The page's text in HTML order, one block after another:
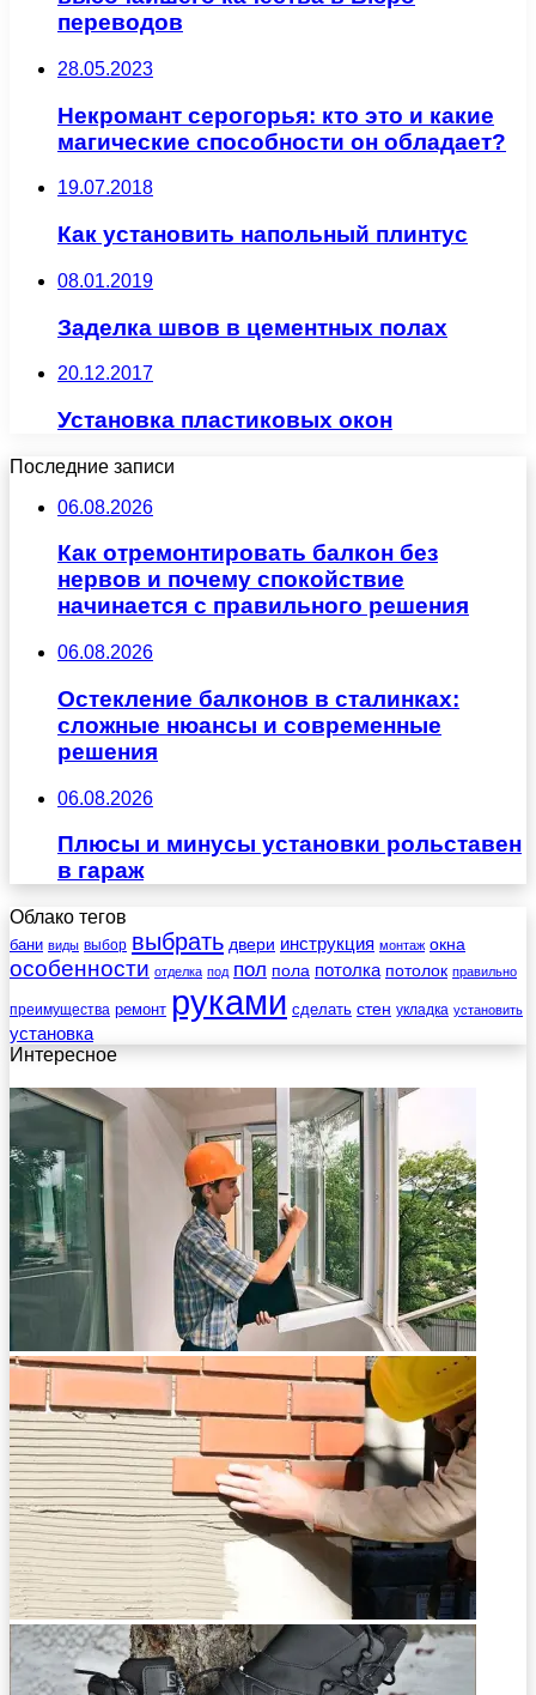
переводов
28.05.2023
Некромант серогорья: кто это и какие
магические способности он обладает?
19.07.2018
Как установить напольный плинтус
08.01.2019
Заделка швов в цементных полах
20.12.2017
Установка пластиковых окон
Последние записи
06.08.2026
Как отремонтировать балкон без
нервов и почему спокойствие
начинается с правильного решения
06.08.2026
Остекление балконов в сталинках:
сложные нюансы и современные
решения
06.08.2026
Плюсы и минусы установки рольставен
в гараж
Облако тегов
бани виды выбор выбрать двери инструкция монтаж окна
особенности отделка под пол пола потолка потолок правильно
преимущества ремонт руками сделать стен укладка установить
установка
Интересное